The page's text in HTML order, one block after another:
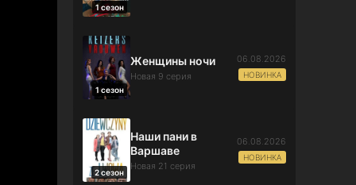
1 сезон
1 сезон
Женщины ночи
Новая 9 серия
06.08.2026
НОВИНКА
2 сезон
Наши пани в
Варшаве
Новая 21 серия
06.08.2026
НОВИНКА